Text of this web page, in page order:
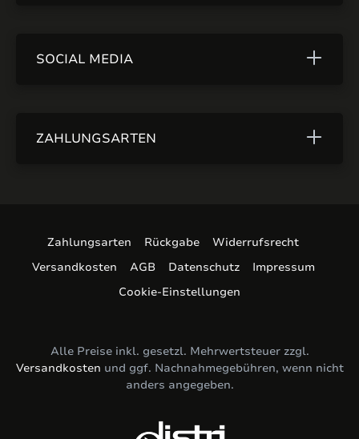
SOCIAL MEDIA
ZAHLUNGSARTEN
Zahlungsarten Rückgabe
Widerrufsrecht
Versandkosten
AGB Datenschutz
Impressum
Cookie-Einstellungen
Alle Preise inkl. gesetzl. Mehrwertsteuer zzgl.
Versandkosten und ggf. Nachnahmegebühren, wenn nicht
anders angegeben.